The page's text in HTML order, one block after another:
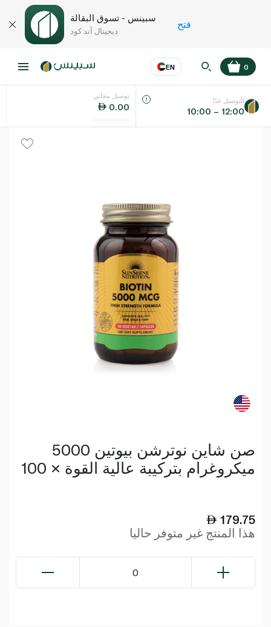
سبينس - تسوق البقالة
ديجيتال آند كود
فتح
EN
اللغة عر
0
توصيل مجاني
0.00
التوصيل غدًا
10:00 – 12:00
صن شاين نوترشن بيوتين 5000
ميكروغرام بتركيبة عالية القوة × 100
179.75
هذا المنتج غير متوفر حاليا
0